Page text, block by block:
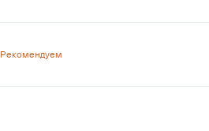
Рекомендуем